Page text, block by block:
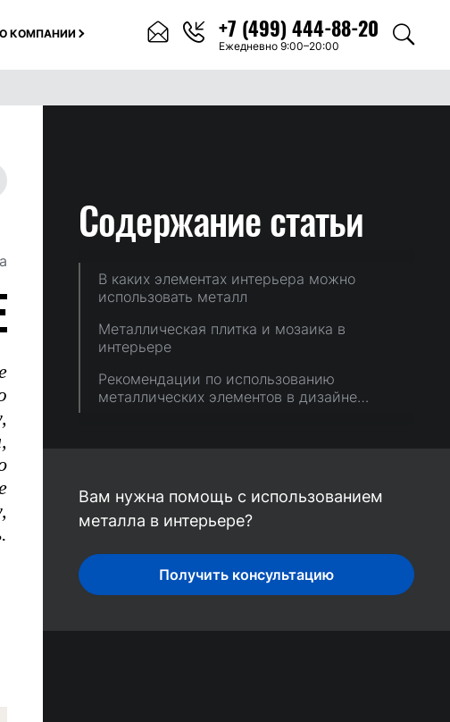
О КОМПАНИИ +7 (499) 444-88-20
Ежедневно 9:00–20:00
Содержаниестатьи
В каких элементах интерьера можно
использовать металл
Металлическая плитка и мозаика в
интерьере
Рекомендации по использованию
металлических элементов в дизайне
Вам нужна помощь с использованием
металла в интерьере?
Получить консультацию